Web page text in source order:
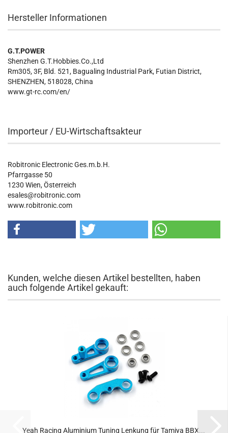
Hersteller Informationen
G.T.POWER
Shenzhen G.T.Hobbies.Co.,Ltd
Rm305, 3F, Bld. 521, Bagualing Industrial Park, Futian District,
SHENZHEN, 518028, China
www.gt-rc.com/en/
Importeur / EU-Wirtschaftsakteur
Robitronic Electronic Ges.m.b.H.
Pfarrgasse 50
1230 Wien, Österreich
esales@robitronic.com
www.robitronic.com
Kunden, welche diesen Artikel bestellten, haben
auch folgende Artikel gekauft:
Yeah Racing Aluminium Tuning Lenkung für Tamiya BBX...